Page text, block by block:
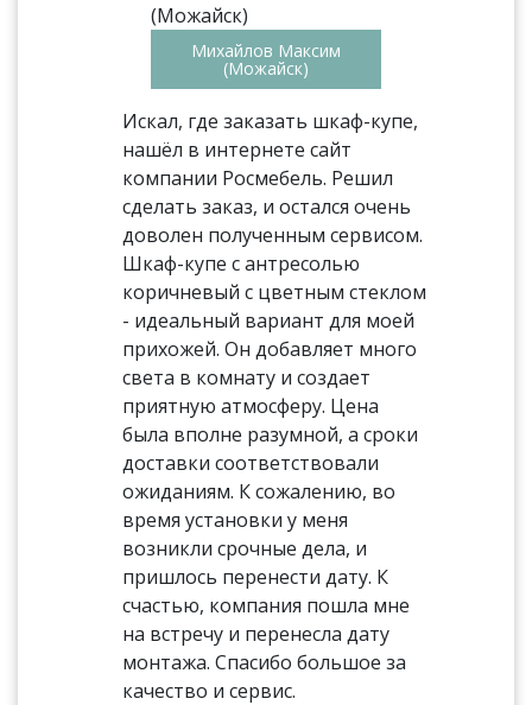
Михайлов Максим
(Можайск)
Искал, где заказать шкаф-купе,
нашёл в интернете сайт
компании Росмебель. Решил
сделать заказ, и остался очень
доволен полученным сервисом.
Шкаф-купе с антресолью
коричневый с цветным стеклом
- идеальный вариант для моей
прихожей. Он добавляет много
света в комнату и создает
приятную атмосферу. Цена
была вполне разумной, а сроки
доставки соответствовали
ожиданиям. К сожалению, во
время установки у меня
возникли срочные дела, и
пришлось перенести дату. К
счастью, компания пошла мне
на встречу и перенесла дату
монтажа. Спасибо большое за
качество и сервис.